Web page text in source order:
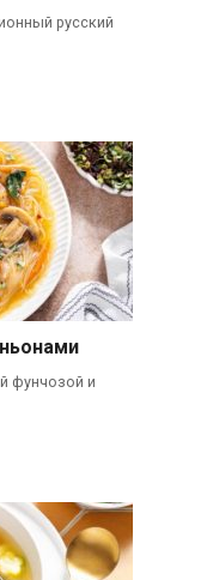
русский
фунчозой и